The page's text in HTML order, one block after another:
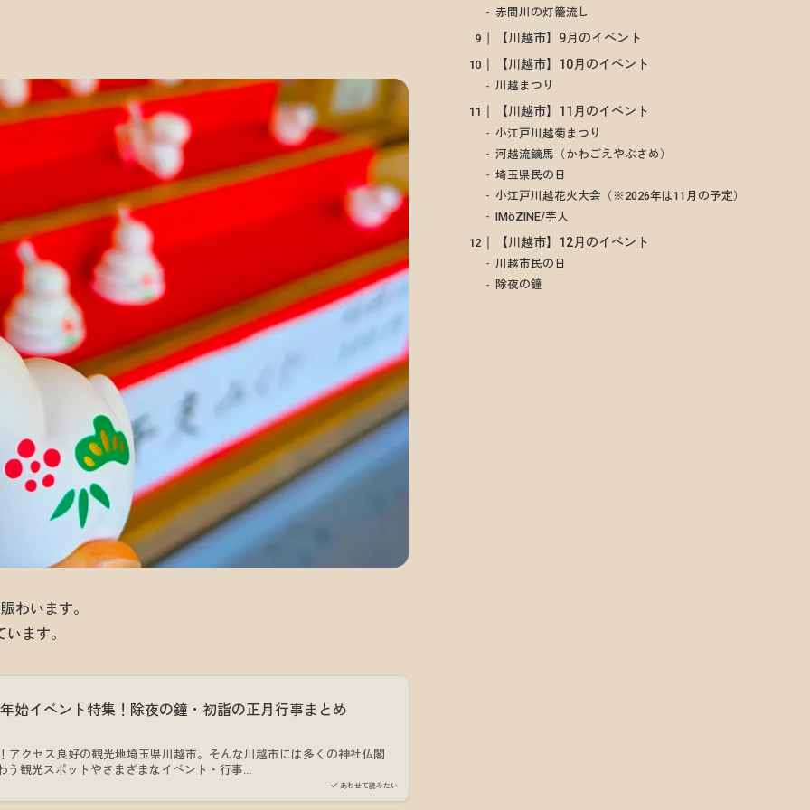
わいます。
ます。
あわせて読みたい
始イベント特集！除夜の鐘・初詣の正月行事まとめ
アクセス良好の観光地埼玉県川越市。そんな川越市には多くの神社仏閣
う観光スポットやさまざまなイベント・行事…
赤間川の灯籠流し
【川越市】9月のイベント
【川越市】10月のイベント
川越まつり
【川越市】11月のイベント
小江戸川越菊まつり
河越流鏑馬（かわごえやぶさめ）
埼玉県民の日
小江戸川越花火大会（※2026年は11月の予定）
IMöZINE/芋人
【川越市】12月のイベント
川越市民の日
除夜の鐘